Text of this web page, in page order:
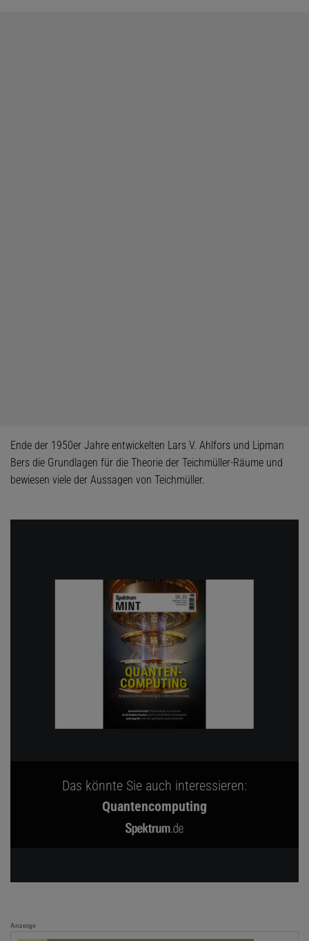
Ende der 1950er Jahre entwickelten Lars V. Ahlfors und Lipman
Bers die Grundlagen für die Theorie der Teichmüller-Räume und
bewiesen viele der Aussagen von Teichmüller.
Das könnte Sie auch interessieren:
Quantencomputing
Anzeige